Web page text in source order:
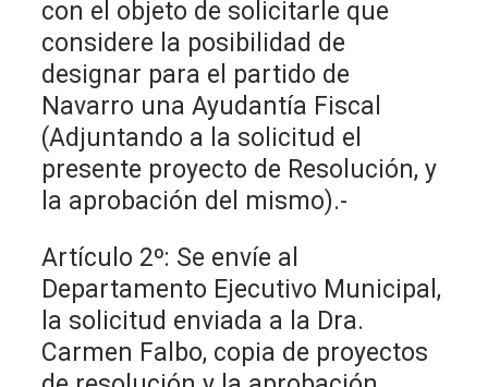
con el objeto de solicitarle que
considere la posibilidad de
designar para el partido de
Navarro una Ayudantía Fiscal
(Adjuntando a la solicitud el
presente proyecto de Resolución, y
la aprobación del mismo).-
Artículo 2º: Se envíe al
Departamento Ejecutivo Municipal,
la solicitud enviada a la Dra.
Carmen Falbo, copia de proyectos